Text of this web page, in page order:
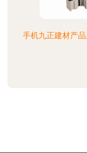
手机九正建材产